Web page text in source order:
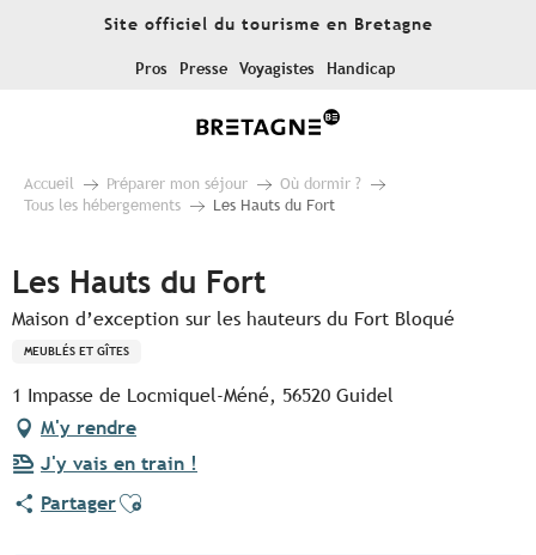
Site officiel du tourisme en Bretagne
Pros Presse Voyagistes Handicap
Accueil Préparer mon séjour
Où dormir ?
Tous les hébergements
Les Hauts du Fort
Les Hauts du Fort
Maison d’exception sur les hauteurs du Fort Bloqué
MEUBLÉS ET GÎTES
1 Impasse de Locmiquel-Méné, 56520 Guidel
M'y rendre
J'y vais en train !
PartagerAjouter aux favoris